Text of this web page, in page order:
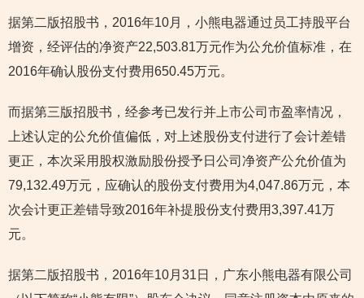
据第二版招股书，2016年10月，小熊电器通过员工持股平台
增资，经评估的净资产22,503.81万元作为公允价值标准，在
2016年确认股份支付费用650.45万元。
而据第三版招股书，经参考已发行并上市公司市盈率情况，
上述认定的公允价值偏低，对上述股份支付进行了会计差错
更正，本次采用股权激励股份授予日公司净资产公允价值为
79,132.49万元，应确认的股份支付费用为4,047.86万元，本
次会计更正差错导致2016年补提股份支付费用3,397.41万
元。
据第二版招股书，2016年10月31日，广东小熊电器有限公司